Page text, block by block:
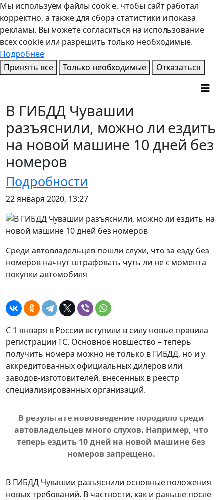
Мы используем файлы cookie, чтобы сайт работал
корректно, а также для сбора статистики и показа
рекламы. Вы можете согласиться на использование
всех cookie или разрешить только необходимые.
Подробнее
Принять все
Только необходимые Отказаться
В ГИБДД Чувашии
разъяснили, можно ли ездить
на новой машине 10 дней без
номеров
Подробности
22 января 2020, 13:27
Среди автовладельцев пошли слухи, что за езду без
номеров начнут штрафовать чуть ли не с момента
покупки автомобиля
С 1 января в России вступили в силу новые правила
регистрации ТС. Основное новшество – теперь
получить номера можно не только в ГИБДД, но и у
аккредитованных официальных дилеров или
заводов-изготовителей, внесенных в реестр
специализированных организаций.
В результате нововведение породило среди
автовладельцев много слухов. Например, что
теперь ездить 10 дней на новой машине без
номеров запрещено.
В ГИБДД Чувашии разъяснили основные положения
новых требований. В частности, как и раньше после